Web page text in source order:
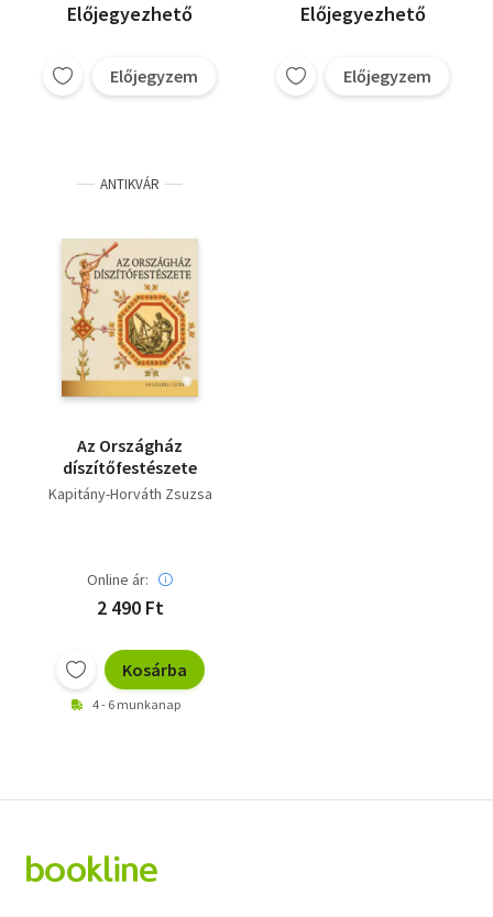
Előjegyezhető
Előjegyzem
Előjegyezhető
Előjegyzem
ANTIKVÁR
Az Országház
díszítőfestészete
Kapitány-Horváth Zsuzsa
Online ár:
2 490 Ft
Kosárba
4 - 6 munkanap